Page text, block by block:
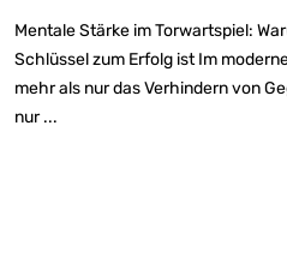
Mentale Stärke im Torwartspiel:
Schlüssel zum Erfolg ist Im
mehr als nur das Verhindern von
nur ...